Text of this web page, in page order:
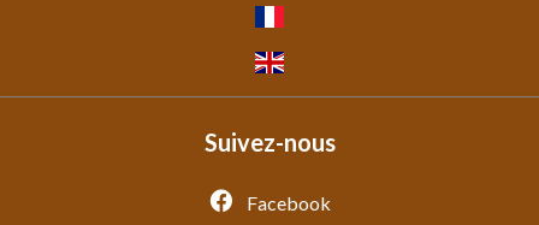
Suivez-nous
Facebook